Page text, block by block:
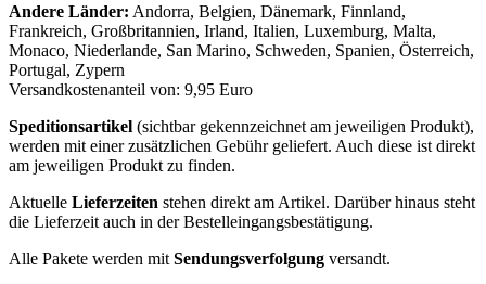
Andere Länder: Andorra, Belgien, Dänemark, Finnland,
Frankreich, Großbritannien, Irland, Italien, Luxemburg, Malta,
Monaco, Niederlande, San Marino, Schweden, Spanien, Österreich,
Portugal, Zypern
Versandkostenanteil von: 9,95 Euro
Speditionsartikel (sichtbar gekennzeichnet am jeweiligen Produkt),
werden mit einer zusätzlichen Gebühr geliefert. Auch diese ist direkt
am jeweiligen Produkt zu finden.
Aktuelle Lieferzeiten stehen direkt am Artikel. Darüber hinaus steht
die Lieferzeit auch in der Bestelleingangsbestätigung.
Alle Pakete werden mit Sendungsverfolgung versandt.